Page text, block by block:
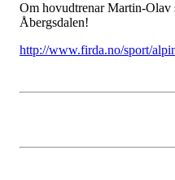
Om hovudtrenar Martin-Olav
Åbergsdalen!
http://www.firda.no/sport/